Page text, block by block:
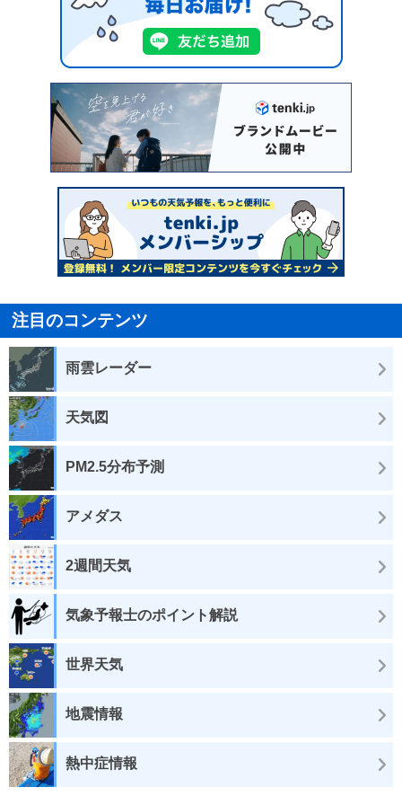
注目のコンテンツ
雨雲レーダー
天気図
PM2.5分布予測
アメダス
2週間天気
気象予報士のポイント解説
世界天気
地震情報
熱中症情報